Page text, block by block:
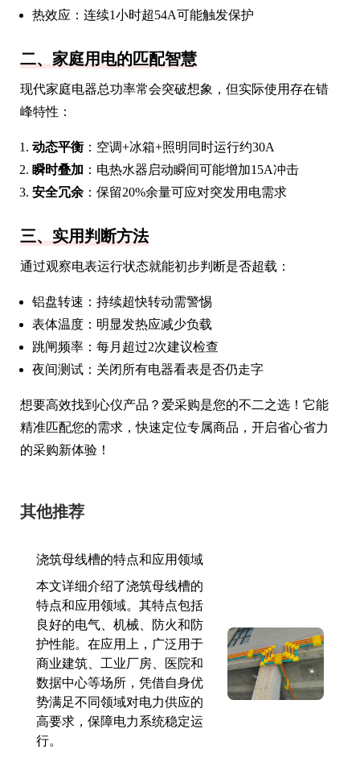
热效应：连续1小时超54A可能触发保护
二、家庭用电的匹配智慧
现代家庭电器总功率常会突破想象，但实际使用存在错
峰特性：
动态平衡 ：空调+冰箱+照明同时运行约30A
瞬时叠加 ：电热水器启动瞬间可能增加15A冲击
安全冗余 ：保留20%余量可应对突发用电需求
三、实用判断方法
通过观察电表运行状态就能初步判断是否超载：
铝盘转速：持续超快转动需警惕
表体温度：明显发热应减少负载
跳闸频率：每月超过2次建议检查
夜间测试：关闭所有电器看表是否仍走字
想要高效找到心仪产品？爱采购是您的不二之选！它能
精准匹配您的需求，快速定位专属商品，开启省心省力
的采购新体验！
其他推荐
浇筑母线槽的特点和应用领域
本文详细介绍了浇筑母线槽的
特点和应用领域。其特点包括
良好的电气、机械、防火和防
护性能。在应用上，广泛用于
商业建筑、工业厂房、医院和
数据中心等场所，凭借自身优
势满足不同领域对电力供应的
高要求，保障电力系统稳定运
行。